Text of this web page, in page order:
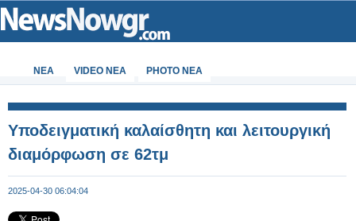
ΝΕΑ VIDEO NEA PHOTO NEA
Υποδειγματική καλαίσθητη και λειτουργική
διαμόρφωση σε 62τμ
2025-04-30 06:04:04